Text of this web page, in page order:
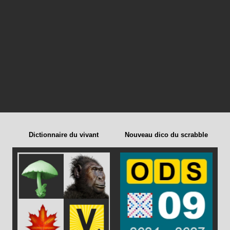
Dictionnaire du vivant Nouveau dico du scrabble